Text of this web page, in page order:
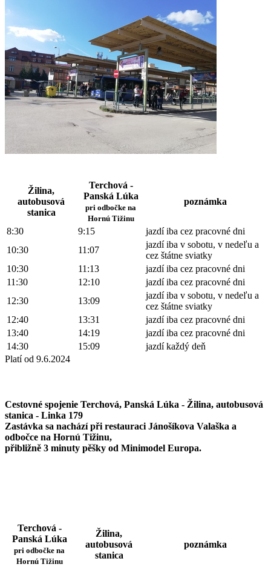
Žilina,
autobusová
stanica
Terchová -
Panská Lúka
pri odbočke na
Hornú Tižinu
poznámka
8:30 9:15
jazdí iba cez pracovné dni
10:30
11:07
jazdí iba v sobotu, v nedeľu a
cez štátne sviatky
10:30
11:13
jazdí iba cez pracovné dni
11:30
12:10
jazdí iba cez pracovné dni
12:30
13:09
jazdí iba v sobotu, v nedeľu a
cez štátne sviatky
12:40
13:31
jazdí iba cez pracovné dni
13:40
14:19
jazdí iba cez pracovné dni
14:30
15:09
jazdí každý deň
Platí od 9.6.2024
Cestovné spojenie Terchová, Panská Lúka - Žilina, autobusová
stanica - Linka 179
Zastávka sa nachází při restauraci Jánošíkova Valaška a
odbočce na Hornú Tižinu,
přibližně 3 minuty pěšky od Minimodel Europa.
Terchová -
Panská Lúka
pri odbočke na
Hornú Tižinu
Žilina,
autobusová
stanica
poznámka